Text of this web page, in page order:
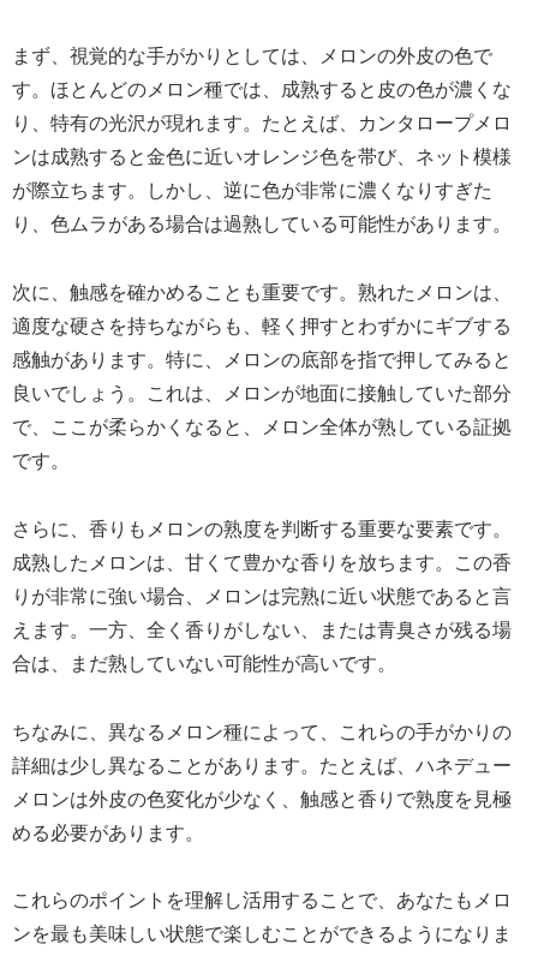
まず、視覚的な手がかりとしては、メロンの外皮の色で
す。ほとんどのメロン種では、成熟すると皮の色が濃くな
り、特有の光沢が現れます。たとえば、カンタロープメロ
ンは成熟すると金色に近いオレンジ色を帯び、ネット模様
が際立ちます。しかし、逆に色が非常に濃くなりすぎた
り、色ムラがある場合は過熟している可能性があります。
次に、触感を確かめることも重要です。熟れたメロンは、
適度な硬さを持ちながらも、軽く押すとわずかにギブする
感触があります。特に、メロンの底部を指で押してみると
良いでしょう。これは、メロンが地面に接触していた部分
で、ここが柔らかくなると、メロン全体が熟している証拠
です。
さらに、香りもメロンの熟度を判断する重要な要素です。
成熟したメロンは、甘くて豊かな香りを放ちます。この香
りが非常に強い場合、メロンは完熟に近い状態であると言
えます。一方、全く香りがしない、または青臭さが残る場
合は、まだ熟していない可能性が高いです。
ちなみに、異なるメロン種によって、これらの手がかりの
詳細は少し異なることがあります。たとえば、ハネデュー
メロンは外皮の色変化が少なく、触感と香りで熟度を見極
める必要があります。
これらのポイントを理解し活用することで、あなたもメロ
ンを最も美味しい状態で楽しむことができるようになりま